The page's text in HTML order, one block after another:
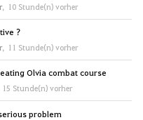
, 10 Stunde(n) vorher
?
, 11 Stunde(n) vorher
Olvia combat course
15 Stunde(n) vorher
problem